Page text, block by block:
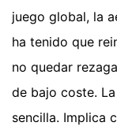
juego global, la
ha tenido que
no quedar
de bajo coste.
sencilla. Implica